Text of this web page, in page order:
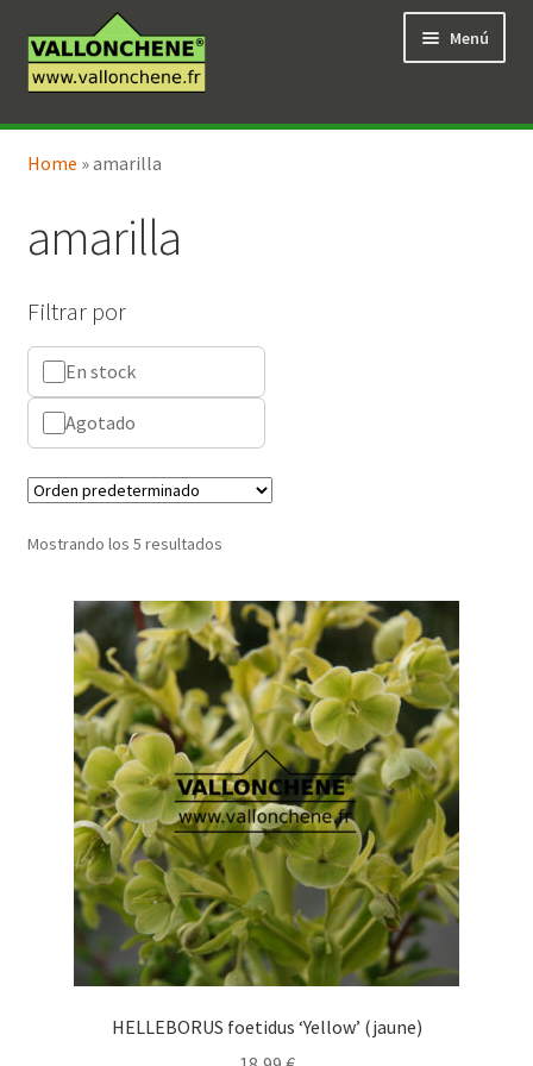
a
la
al
contenido
Menú
Tienda en línea
Home »amarilla
amarilla
Filtrar por
En stock
Agotado
Mostrando los 5 resultados
HELLEBORUS foetidus ‘Yellow’ (jaune)